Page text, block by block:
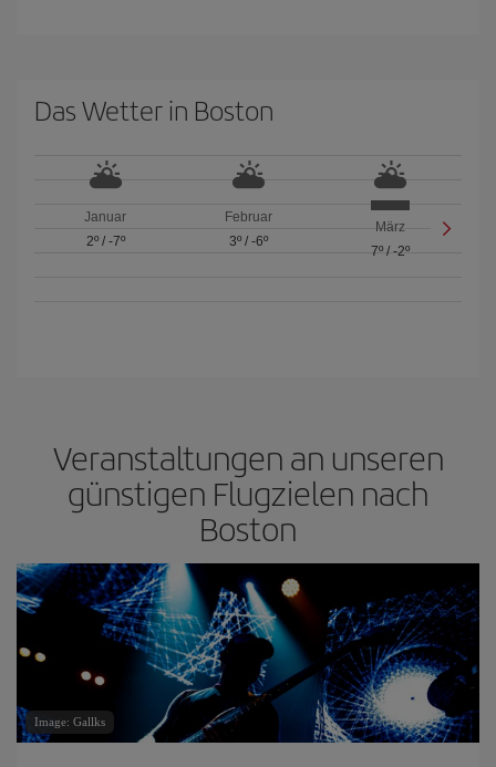
Das Wetter in Boston
Januar
2º/ -7º
Februar
3º/ -6º
März
7º /-2º
Veranstaltungen an unseren
günstigen Flugzielen nach
Boston
Image: Gallks